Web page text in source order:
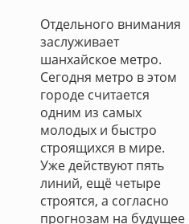
Отдельного внимания
заслуживает
шанхайское метро.
Сегодня метро в этом
городе считается
одним из самых
молодых и быстро
строящихся в мире.
Уже действуют пять
линий, ещё четыре
строятся, а согласно
прогнозам на будущее